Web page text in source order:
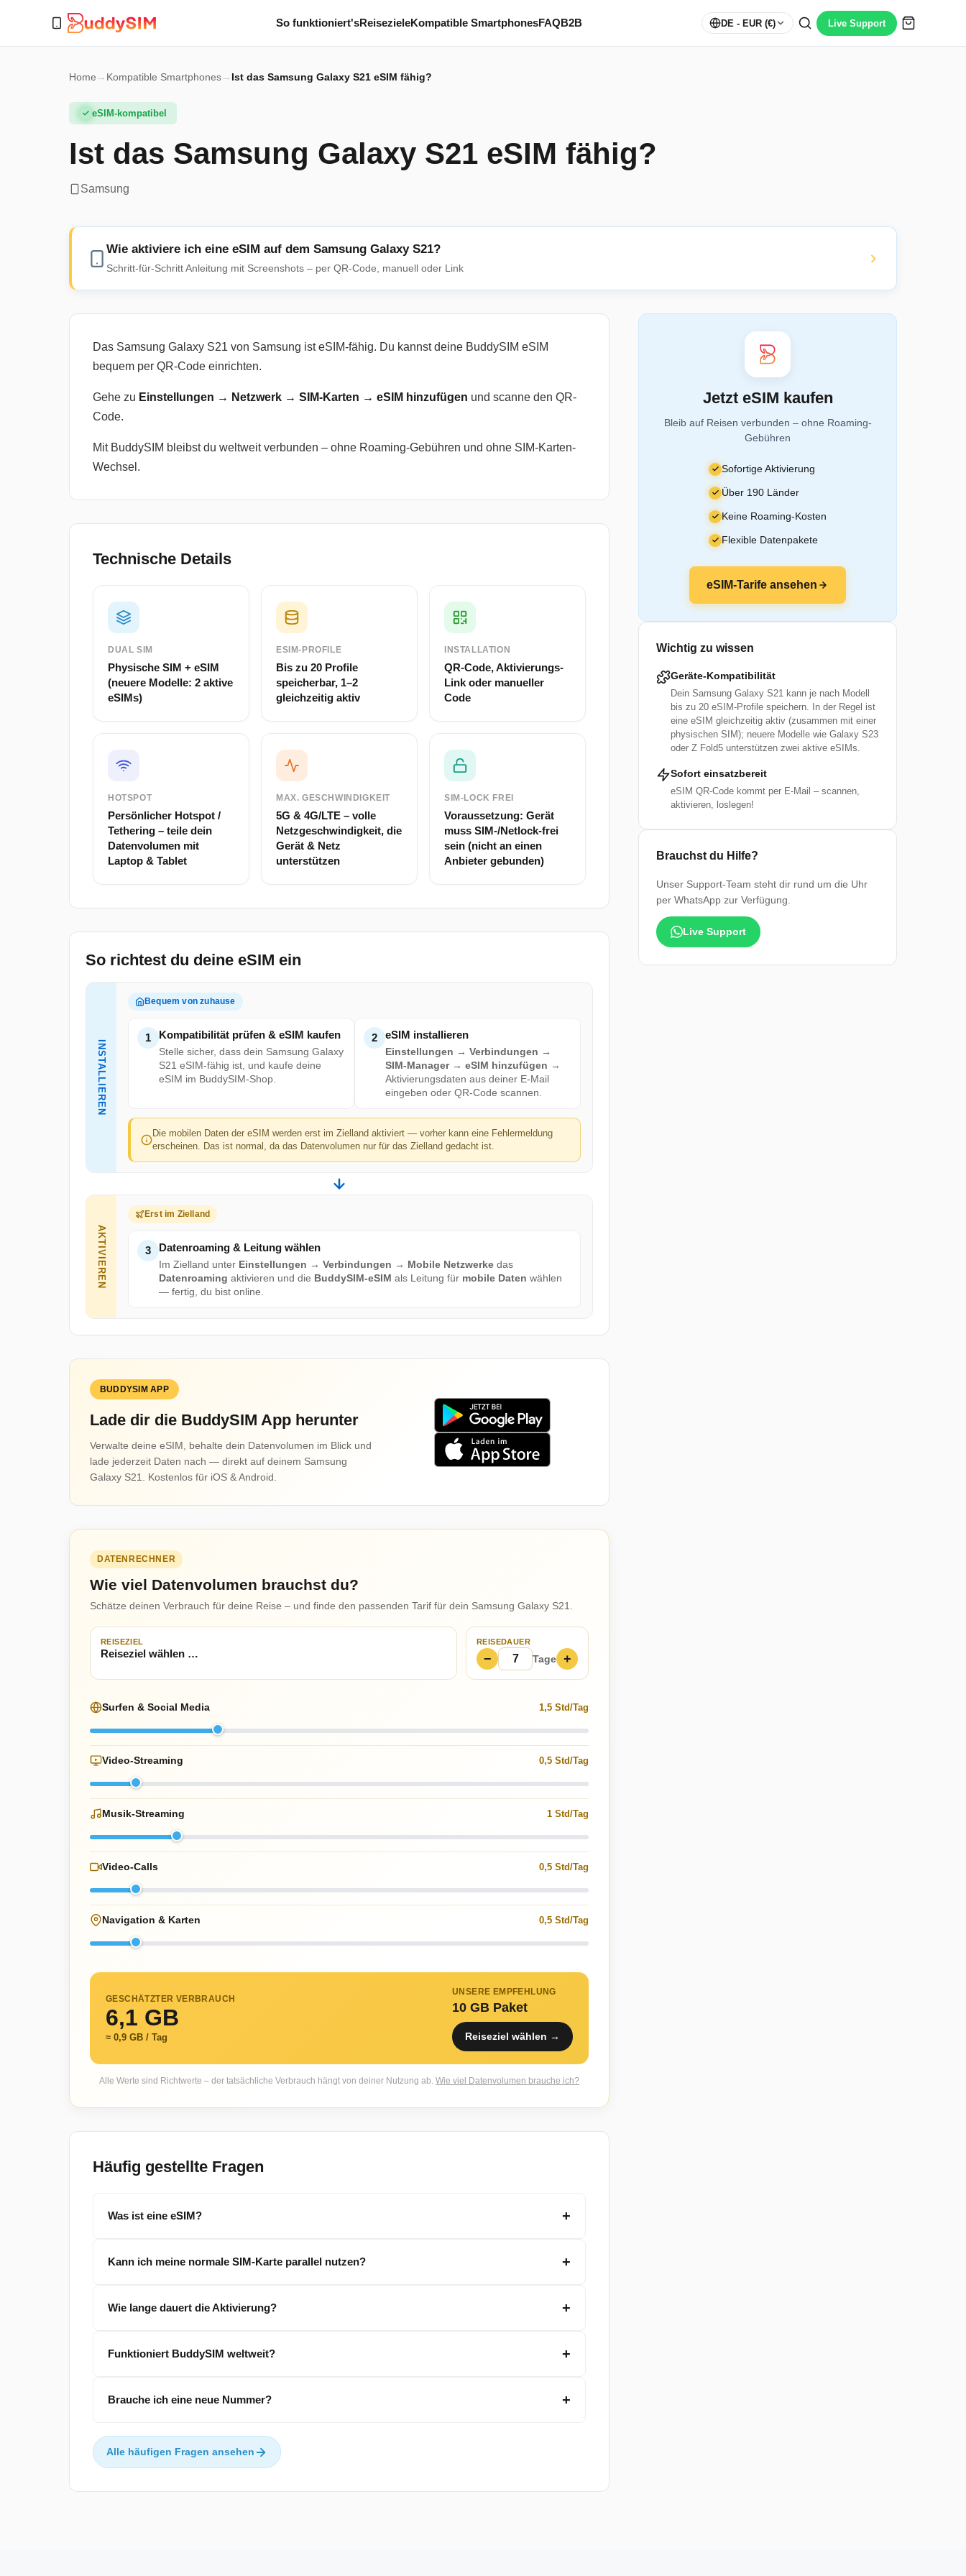
So funktioniert'sReisezieleKompatible SmartphonesFAQB2B DE - EUR (€) Live Support
Home → Kompatible Smartphones→ Ist das Samsung Galaxy S21 eSIM fähig?
eSIM-kompatibel
Ist das Samsung Galaxy S21 eSIM fähig?
Samsung
Wie aktiviere ich eine eSIM auf dem Samsung Galaxy S21?
Schritt-für-Schritt Anleitung mit Screenshots – per QR-Code, manuell oder Link
Das Samsung Galaxy S21 von Samsung ist eSIM-fähig. Du kannst deine BuddySIM eSIM
bequem per QR-Code einrichten.
Gehe zu Einstellungen → Netzwerk → SIM-Karten → eSIM hinzufügen und scanne den QR-
Code.
Mit BuddySIM bleibst du weltweit verbunden – ohne Roaming-Gebühren und ohne SIM-Karten-
Wechsel.
Technische Details
DUAL SIM
Physische SIM + eSIM
(neuere Modelle: 2 aktive
eSIMs)
ESIM-PROFILE
Bis zu 20 Profile
speicherbar, 1–2
gleichzeitig aktiv
INSTALLATION
QR-Code, Aktivierungs-
Link oder manueller
Code
HOTSPOT
Persönlicher Hotspot /
Tethering – teile dein
Datenvolumen mit
Laptop & Tablet
MAX. GESCHWINDIGKEIT
5G & 4G/LTE – volle
Netzgeschwindigkeit, die
Gerät & Netz
unterstützen
SIM-LOCK FREI
Voraussetzung: Gerät
muss SIM-/Netlock-frei
sein (nicht an einen
Anbieter gebunden)
So richtest du deine eSIM ein
INSTALLIEREN
Bequem von zuhause
1 Kompatibilität prüfen & eSIM kaufen
Stelle sicher, dass dein Samsung Galaxy
S21 eSIM-fähig ist, und kaufe deine
eSIM im BuddySIM-Shop.
2 eSIM installieren
Einstellungen → Verbindungen →
SIM-Manager → eSIM hinzufügen →
Aktivierungsdaten aus deiner E-Mail
eingeben oder QR-Code scannen.
Die mobilen Daten der eSIM werden erst im Zielland aktiviert — vorher kann eine Fehlermeldung
erscheinen. Das ist normal, da das Datenvolumen nur für das Zielland gedacht ist.
AKTIVIEREN
Erst im Zielland
3 Datenroaming & Leitung wählen
Im Zielland unter Einstellungen → Verbindungen → Mobile Netzwerke das
Datenroaming aktivieren und die BuddySIM-eSIM als Leitung für mobile Daten wählen
— fertig, du bist online.
BUDDYSIM APP
Lade dir die BuddySIM App herunter
Verwalte deine eSIM, behalte dein Datenvolumen im Blick und
lade jederzeit Daten nach — direkt auf deinem Samsung
Galaxy S21. Kostenlos für iOS & Android.
DATENRECHNER
Wie viel Datenvolumen brauchst du?
Schätze deinen Verbrauch für deine Reise – und finde den passenden Tarif für dein Samsung Galaxy S21.
REISEZIEL REISEDAUER
− Tage +
Surfen & Social Media 1,5 Std/Tag
Video-Streaming 0,5 Std/Tag
Musik-Streaming 1 Std/Tag
Video-Calls 0,5 Std/Tag
Navigation & Karten 0,5 Std/Tag
GESCHÄTZTER VERBRAUCH
6,1 GB
≈ 0,9 GB / Tag
UNSERE EMPFEHLUNG
10 GB Paket
Reiseziel wählen →
Alle Werte sind Richtwerte – der tatsächliche Verbrauch hängt von deiner Nutzung ab. Wie viel Datenvolumen brauche ich?
Häufig gestellte Fragen
Was ist eine eSIM?
Kann ich meine normale SIM-Karte parallel nutzen?
Wie lange dauert die Aktivierung?
Funktioniert BuddySIM weltweit?
Brauche ich eine neue Nummer?
Alle häufigen Fragen ansehen
Jetzt eSIM kaufen
Bleib auf Reisen verbunden – ohne Roaming-
Gebühren
Sofortige Aktivierung
Über 190 Länder
Keine Roaming-Kosten
Flexible Datenpakete
eSIM-Tarife ansehen
Wichtig zu wissen
Geräte-Kompatibilität
Dein Samsung Galaxy S21 kann je nach Modell
bis zu 20 eSIM-Profile speichern. In der Regel ist
eine eSIM gleichzeitig aktiv (zusammen mit einer
physischen SIM); neuere Modelle wie Galaxy S23
oder Z Fold5 unterstützen zwei aktive eSIMs.
Sofort einsatzbereit
eSIM QR-Code kommt per E-Mail – scannen,
aktivieren, loslegen!
Brauchst du Hilfe?
Unser Support-Team steht dir rund um die Uhr
per WhatsApp zur Verfügung.
Live Support